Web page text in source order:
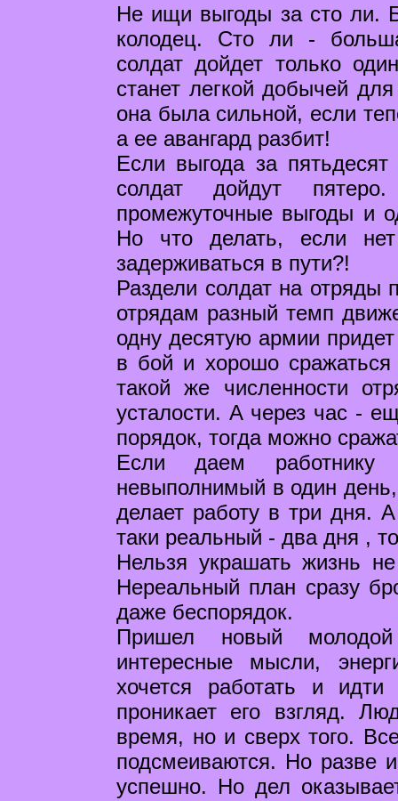
Не ищи выгоды за сто ли.
колодец. Сто ли -
солдат дойдет только
станет легкой добычей
она была сильной, если
а ее авангард разбит!
Если выгода за
солдат дойдут
промежуточные выгоды и
Но что делать, если
задерживаться в пути?!
Раздели солдат на отряды
отрядам разный темп
одну десятую армии
в бой и хорошо
такой же численности
усталости. А через час -
порядок, тогда можно
Если даем
невыполнимый в один день,
делает работу в три дня.
таки реальный - два дня ,
Нельзя украшать жизнь
Нереальный план сразу
даже беспорядок.
Пришел новый
интересные мысли,
хочется работать и
проникает его взгляд.
время, но и сверх того.
подсмеиваются. Но разве
успешно. Но дел